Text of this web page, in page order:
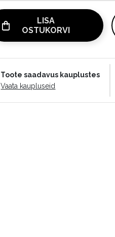
LISA
OSTUKORVI
Toote saadavus kauplustes
Vaata kaupluseid